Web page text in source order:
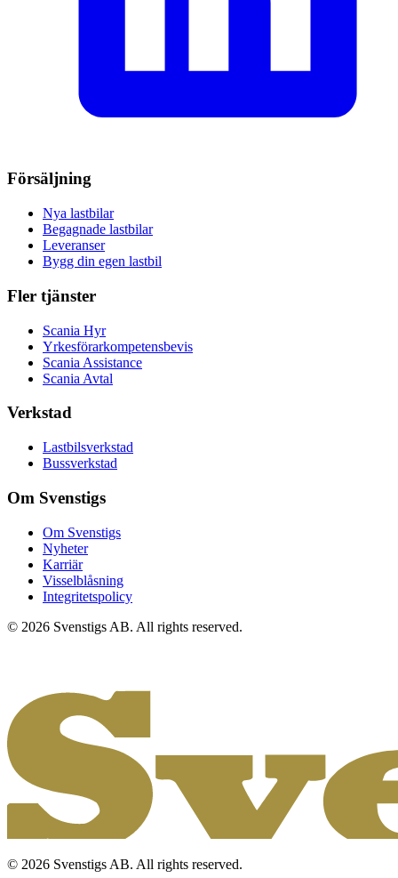
Försäljning
Nya lastbilar
Begagnade lastbilar
Leveranser
Bygg din egen lastbil
Fler tjänster
Scania Hyr
Yrkesförarkompetensbevis
Scania Assistance
Scania Avtal
Verkstad
Lastbilsverkstad
Bussverkstad
Om Svenstigs
Om Svenstigs
Nyheter
Karriär
Visselblåsning
Integritetspolicy
© 2026 Svenstigs AB. All rights reserved.
© 2026 Svenstigs AB. All rights reserved.